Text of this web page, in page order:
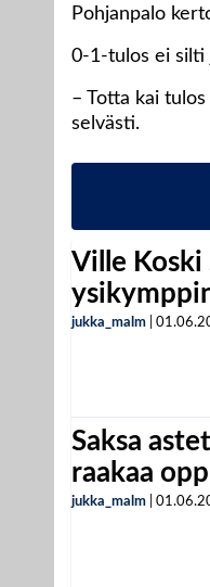
Pohjanpalo
0-1-tulos ei silti
– Totta kai
selvästi.
Ville Koski
jukka_malm
Saksa
raakaa
jukka_malm